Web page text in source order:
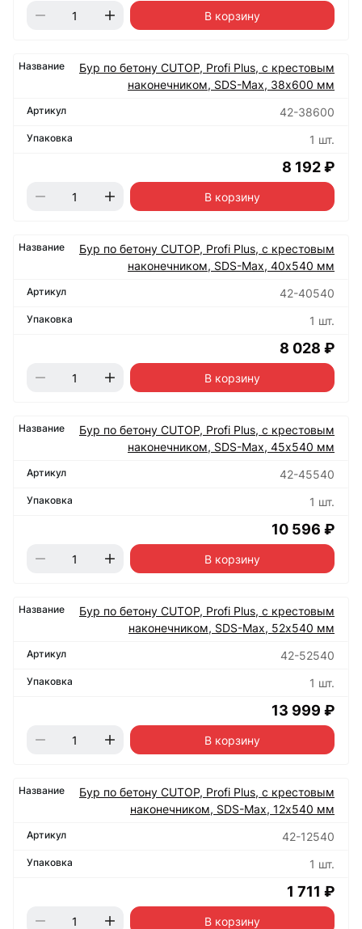
В корзину
Бур по бетону CUTOP, Profi Plus, с крестовым
наконечником, SDS-Max, 38х600 мм
42-38600
1 шт.
8 192 ₽
В корзину
Бур по бетону CUTOP, Profi Plus, с крестовым
наконечником, SDS-Max, 40х540 мм
42-40540
1 шт.
8 028 ₽
В корзину
Бур по бетону CUTOP, Profi Plus, с крестовым
наконечником, SDS-Max, 45х540 мм
42-45540
1 шт.
10 596 ₽
В корзину
Бур по бетону CUTOP, Profi Plus, с крестовым
наконечником, SDS-Max, 52х540 мм
42-52540
1 шт.
13 999 ₽
В корзину
Бур по бетону CUTOP, Profi Plus, с крестовым
наконечником, SDS-Max, 12х540 мм
42-12540
1 шт.
1 711 ₽
В корзину